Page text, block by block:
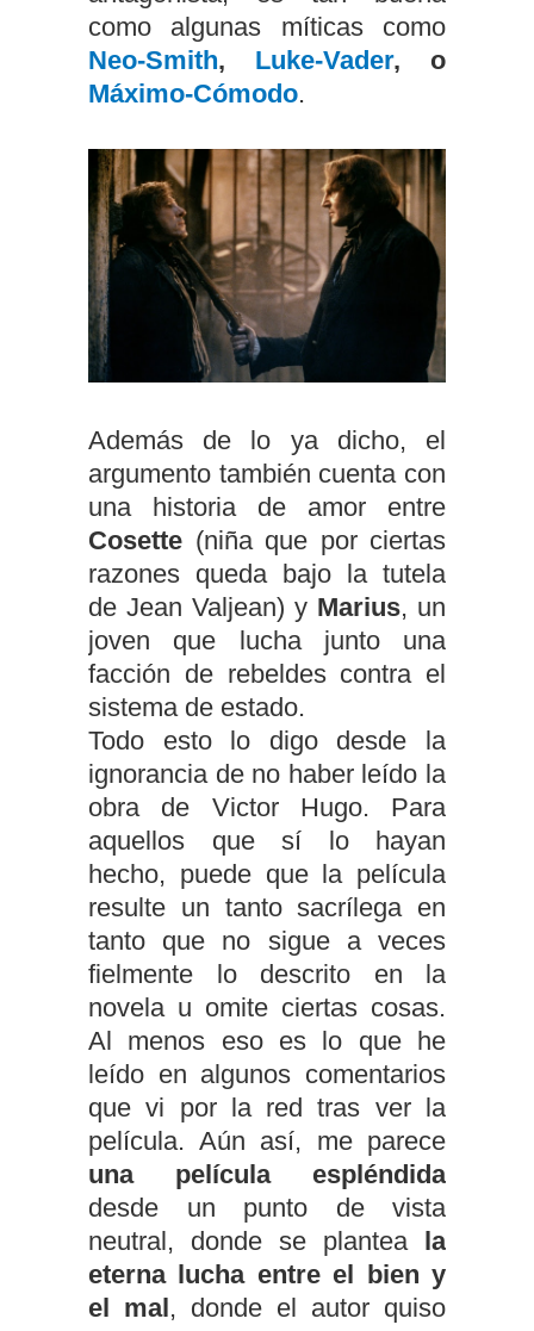
como algunas míticas como
Neo-Smith, Luke-Vader, o
Máximo-Cómodo.
Además de lo ya dicho, el
argumento también cuenta con
una historia de amor entre
Cosette (niña que por ciertas
razones queda bajo la tutela
de Jean Valjean) y Marius, un
joven que lucha junto una
facción de rebeldes contra el
sistema de estado.
Todo esto lo digo desde la
ignorancia de no haber leído la
obra de Victor Hugo. Para
aquellos que sí lo hayan
hecho, puede que la película
resulte un tanto sacrílega en
tanto que no sigue a veces
fielmente lo descrito en la
novela u omite ciertas cosas.
Al menos eso es lo que he
leído en algunos comentarios
que vi por la red tras ver la
película. Aún así, me parece
una película espléndida
desde un punto de vista
neutral, donde se plantea la
eterna lucha entre el bien y
el mal, donde el autor quiso